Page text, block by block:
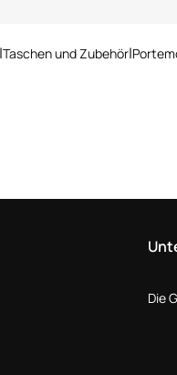
Taschen und Zubehör
Die